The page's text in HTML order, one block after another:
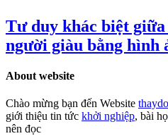
Tư duy khác biệt
người giàu bằng hình
About website
Chào mừng bạn đến Website
giới thiệu tin tức khởi nghiệp, bài
nên đọc